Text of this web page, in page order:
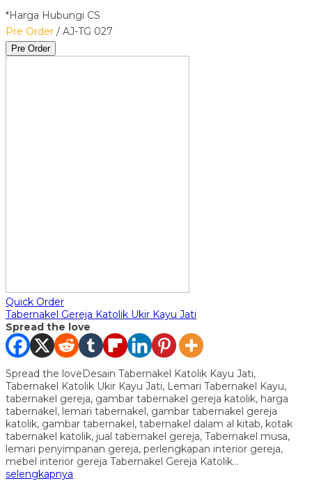
*Harga Hubungi CS
Pre Order / AJ-TG 027
Pre Order
Quick Order
Tabernakel Gereja Katolik Ukir Kayu Jati
Spread the love
Spread the loveDesain Tabernakel Katolik Kayu Jati,
Tabernakel Katolik Ukir Kayu Jati, Lemari Tabernakel Kayu,
tabernakel gereja, gambar tabernakel gereja katolik, harga
tabernakel, lemari tabernakel, gambar tabernakel gereja
katolik, gambar tabernakel, tabernakel dalam al kitab, kotak
tabernakel katolik, jual tabernakel gereja, Tabernakel musa,
lemari penyimpanan gereja, perlengkapan interior gereja,
mebel interior gereja Tabernakel Gereja Katolik…
selengkapnya